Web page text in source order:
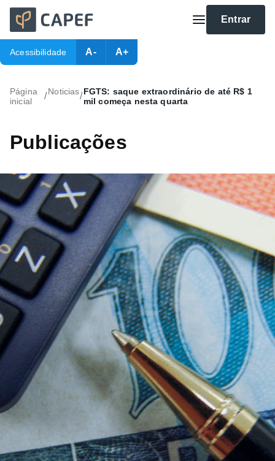
Entrar
Acessibilidade A- A+
Página
inicial
/Noticias/ FGTS: saque extraordinário de até R$ 1
mil começa nesta quarta
Publicações